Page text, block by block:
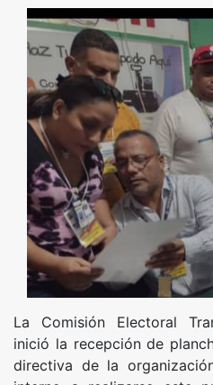
La Comisión Electoral
inició la recepción de
directiva de la